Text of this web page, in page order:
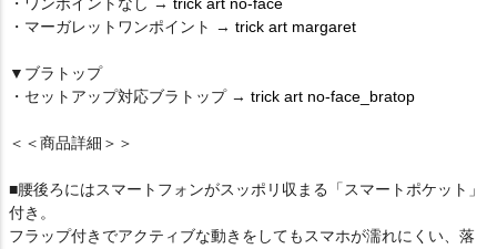
・マーガレットワンポイント → trick art margaret
▼ブラトップ
・セットアップ対応ブラトップ → trick art no-face_bratop
＜＜商品詳細＞＞
■腰後ろにはスマートフォンがスッポリ収まる「スマートポケット」
付き。
フラップ付きでアクティブな動きをしてもスマホが濡れにくい、落